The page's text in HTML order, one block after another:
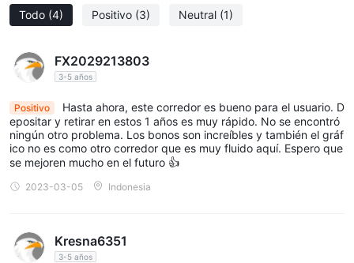
como la mejor en el negocio, está disponible a través de AXOFA
Métodos de pago
Los clientes pueden usar las siguientes opciones de depósito y
MasterCard, Intercambio local y más.
sin embargo, AXOFA es impreciso sobre el tiempo requerido
para procesar los retiros y las tarifas asociadas.
Atención al cliente
Póngase en contacto con este corredor utilizando los siguientes
Charla en línea
Todo (4) Positivo (3) Neutral (1)
FX2029213803
3-5 años
Positivo
Hasta ahora, este corredor es bueno para el usuario. D
epositar y retirar en estos 1 años es muy rápido. No se encontró
ningún otro problema. Los bonos son increíbles y también el gráf
ico no es como otro corredor que es muy fluido aquí. Espero que
se mejoren mucho en el futuro 👍
2023-03-05 Indonesia
Kresna6351
3-5 años